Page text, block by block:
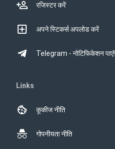
रजिस्टर करें
अपने स्टिकर्स अपलोड करें
Telegram - नोटिफिकेशन पाएं!
Links
कूकीज नीति
गोपनीयता नीति